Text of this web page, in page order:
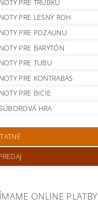
NOTY PRE TRÚBKU
NOTY PRE LESNÝ ROH
NOTY PRE POZAUNU
NOTY PRE BARYTÓN
NOTY PRE TUBU
NOTY PRE KONTRABAS
NOTY PRE BICIE
HRA
ONLINE PLATBY